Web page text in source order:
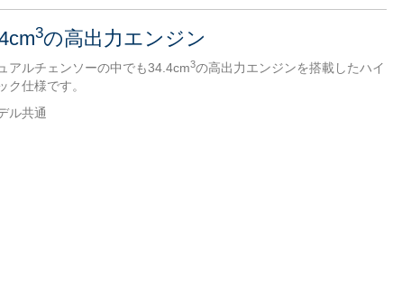
3の高出力エンジン
アルチェンソーの中でも34.4cm3の高出力エンジンを搭載したハイ
ク仕様です。
ル共通